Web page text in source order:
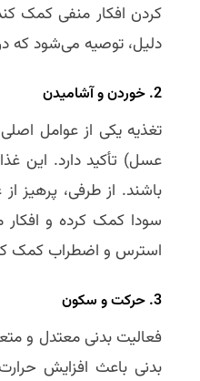
کردن افکار منفی کمک
دلیل، توصیه می‌شود که
2. خوردن و آشامیدن
تغذیه یکی از عوامل
عسل) تأکید دارد. این
باشند. از طرفی،
سودا کمک کرده و
استرس و اضطراب کمک
3. حرکت و سکون
فعالیت بدنی معتدل و
بدنی باعث افزایش